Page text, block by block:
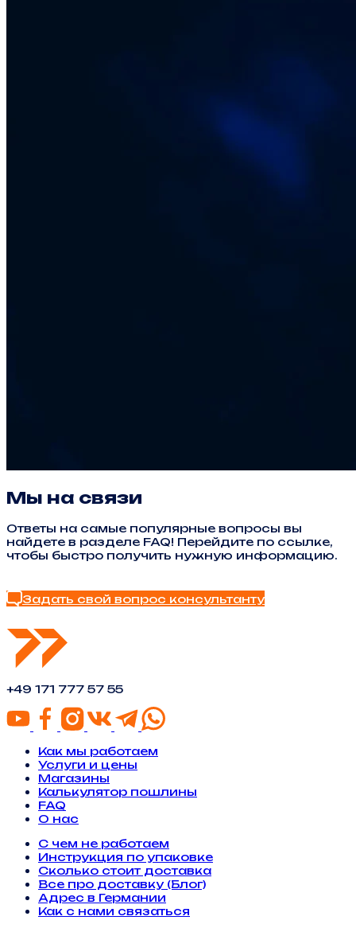
Мы на связи
Ответы на самые популярные вопросы вы
найдете в разделе FAQ! Перейдите по ссылке,
чтобы быстро получить нужную информацию.
Задать свой вопрос консультанту
+49 171 777 57 55
Как мы работаем
Услуги и цены
Магазины
Калькулятор пошлины
FAQ
О нас
С чем не работаем
Инструкция по упаковке
Сколько стоит доставка
Все про доставку (Блог)
Адрес в Германии
Как с нами связаться